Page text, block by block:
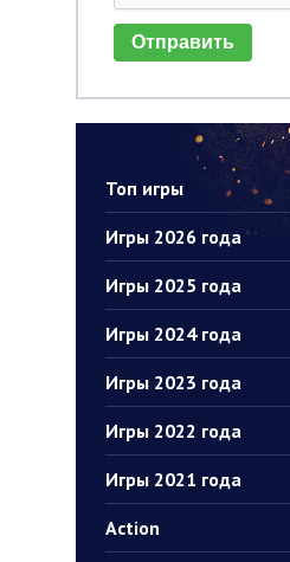
Топ игры
Игры 2026 года
Игры 2025 года
Игры 2024 года
Игры 2023 года
Игры 2022 года
Игры 2021 года
Action
Отправить